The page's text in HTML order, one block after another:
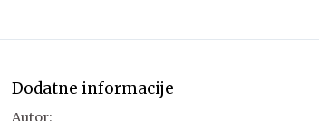
Dodatne informacije
Autor: